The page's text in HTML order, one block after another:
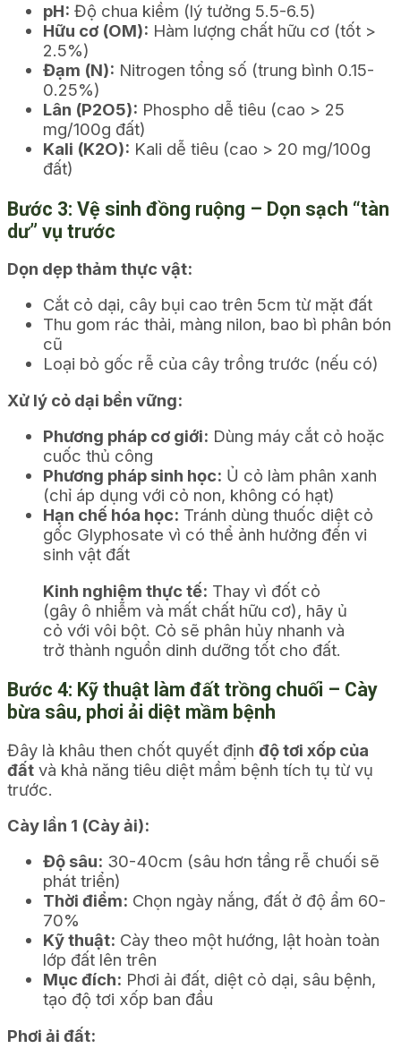
pH: Độ chua kiềm (lý tưởng 5.5-6.5)
Hữu cơ (OM): Hàm lượng chất hữu cơ (tốt >
2.5%)
Đạm (N): Nitrogen tổng số (trung bình 0.15-
0.25%)
Lân (P2O5): Phospho dễ tiêu (cao > 25
mg/100g đất)
Kali (K2O): Kali dễ tiêu (cao > 20 mg/100g
đất)
Bước 3: Vệ sinh đồng ruộng – Dọn sạch “tàn
dư” vụ trước
Dọn dẹp thảm thực vật:
Cắt cỏ dại, cây bụi cao trên 5cm từ mặt đất
Thu gom rác thải, màng nilon, bao bì phân bón
cũ
Loại bỏ gốc rễ của cây trồng trước (nếu có)
Xử lý cỏ dại bền vững:
Phương pháp cơ giới: Dùng máy cắt cỏ hoặc
cuốc thủ công
Phương pháp sinh học: Ủ cỏ làm phân xanh
(chỉ áp dụng với cỏ non, không có hạt)
Hạn chế hóa học: Tránh dùng thuốc diệt cỏ
gốc Glyphosate vì có thể ảnh hưởng đến vi
sinh vật đất
Kinh nghiệm thực tế: Thay vì đốt cỏ
(gây ô nhiễm và mất chất hữu cơ), hãy ủ
cỏ với vôi bột. Cỏ sẽ phân hủy nhanh và
trở thành nguồn dinh dưỡng tốt cho đất.
Bước 4: Kỹ thuật làm đất trồng chuối – Cày
bừa sâu, phơi ải diệt mầm bệnh
Đây là khâu then chốt quyết định độ tơi xốp của
đất và khả năng tiêu diệt mầm bệnh tích tụ từ vụ
trước.
Cày lần 1 (Cày ải):
Độ sâu: 30-40cm (sâu hơn tầng rễ chuối sẽ
phát triển)
Thời điểm: Chọn ngày nắng, đất ở độ ẩm 60-
70%
Kỹ thuật: Cày theo một hướng, lật hoàn toàn
lớp đất lên trên
Mục đích: Phơi ải đất, diệt cỏ dại, sâu bệnh,
tạo độ tơi xốp ban đầu
Phơi ải đất: